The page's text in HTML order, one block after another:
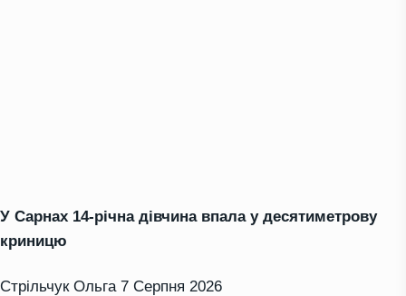
У Сарнах 14-річна дівчина впала у десятиметрову
криницю
Стрільчук Ольга 7 Серпня 2026